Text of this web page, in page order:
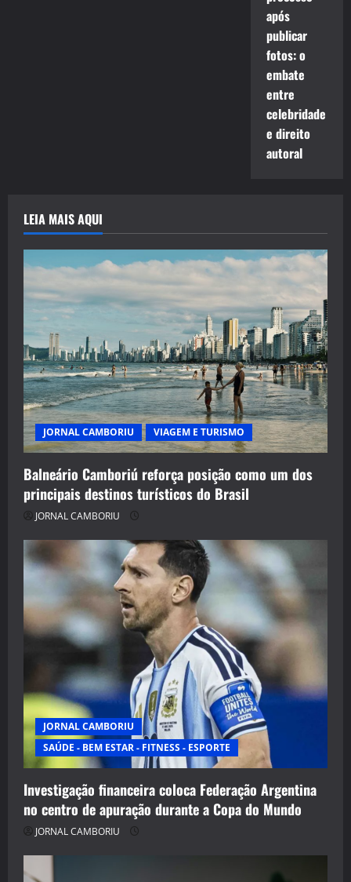
após
publicar
fotos: o
embate
entre
celebridade
e direito
autoral
LEIA MAIS AQUI
JORNAL CAMBORIU VIAGEM E TURISMO
Balneário Camboriú reforça posição como um dos
principais destinos turísticos do Brasil
JORNAL CAMBORIU
JORNAL CAMBORIU
SAÚDE - BEM ESTAR - FITNESS - ESPORTE
Investigação financeira coloca Federação Argentina
no centro de apuração durante a Copa do Mundo
JORNAL CAMBORIU